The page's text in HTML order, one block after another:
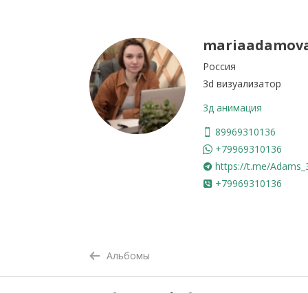
Россия
3d визуализатор
3д анимация
89969310136
+79969310136
https://t.me/
+79969310136
Альбомы